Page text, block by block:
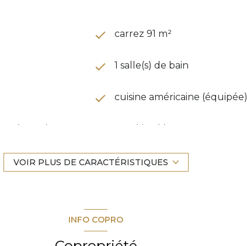
carrez 91 m²
1 salle(s) de bain
cuisine américaine (équipée)
(autre) 1 parking(s)
2 niveau(x)
quartier VILLE
VOIR PLUS DE CARACTÉRISTIQUES
INFO COPRO